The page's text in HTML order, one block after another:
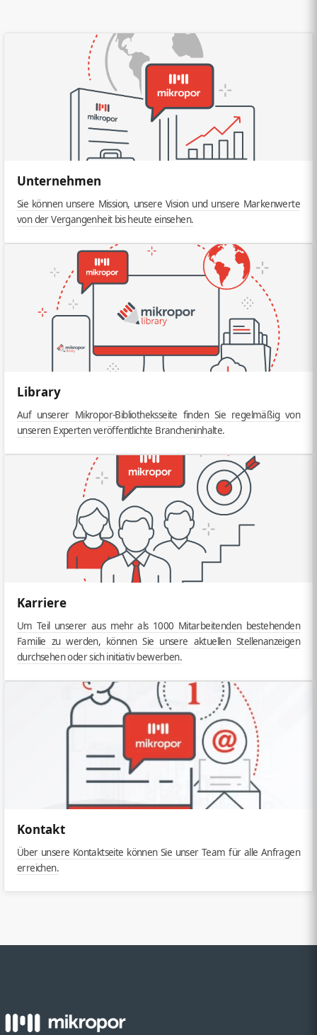
Unternehmen
Sie können unsere Mission, unsere Vision und unsere Markenwerte
von der Vergangenheit bis heute einsehen.
Library
Auf unserer Mikropor-Bibliotheksseite finden Sie regelmäßig von
unseren Experten veröffentlichte Brancheninhalte.
Karriere
Um Teil unserer aus mehr als 1000 Mitarbeitenden bestehenden
Familie zu werden, können Sie unsere aktuellen Stellenanzeigen
durchsehen oder sich initiativ bewerben.
Kontakt
Über unsere Kontaktseite können Sie unser Team für alle Anfragen
erreichen.